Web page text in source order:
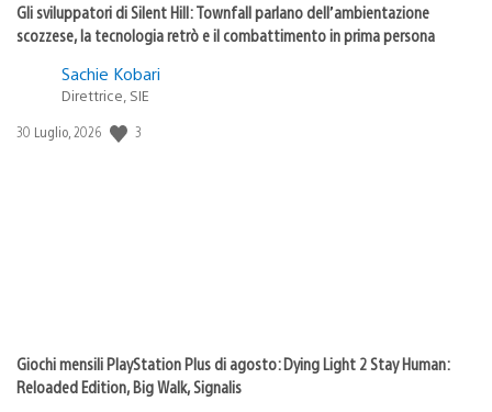
Gli sviluppatori di Silent Hill: Townfall parlano dell’ambientazione
scozzese, la tecnologia retrò e il combattimento in prima persona
Sachie Kobari
Direttrice, SIE
Data
30 Luglio, 2026 3
Giochi mensili PlayStation Plus di agosto: Dying Light 2 Stay Human:
Reloaded Edition, Big Walk, Signalis